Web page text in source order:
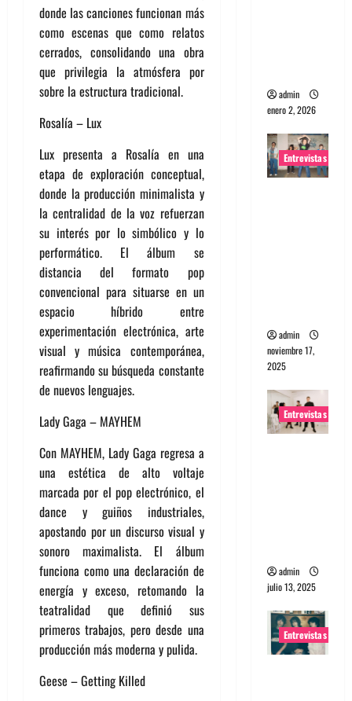
donde las canciones funcionan más
como escenas que como relatos
cerrados, consolidando una obra
que privilegia la atmósfera por
sobre la estructura tradicional.
Rosalía – Lux
Lux presenta a Rosalía en una
etapa de exploración conceptual,
donde la producción minimalista y
la centralidad de la voz refuerzan
su interés por lo simbólico y lo
performático. El álbum se
distancia del formato pop
convencional para situarse en un
espacio híbrido entre
experimentación electrónica, arte
visual y música contemporánea,
reafirmando su búsqueda constante
de nuevos lenguajes.
Lady Gaga – MAYHEM
Con MAYHEM, Lady Gaga regresa a
una estética de alto voltaje
marcada por el pop electrónico, el
dance y guiños industriales,
apostando por un discurso visual y
sonoro maximalista. El álbum
funciona como una declaración de
energía y exceso, retomando la
teatralidad que definió sus
primeros trabajos, pero desde una
producción más moderna y pulida.
Geese – Getting Killed
admin
enero 2, 2026
Entrevistas
admin
noviembre 17,
2025
Entrevistas
admin
julio 13, 2025
Entrevistas